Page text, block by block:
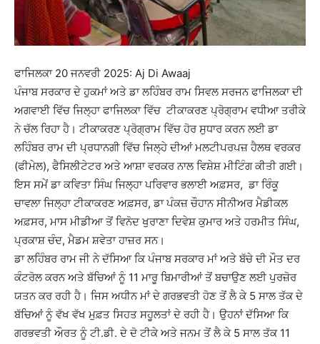
ਫਾਜਿਲਕਾ 20 ਜਨਵਰੀ 2025: Aj Di Awaaj
ਪੰਜਾਬ ਸਰਕਾਰ ਦੇ ਹੁਕਮਾਂ ਅਤੇ ਡਾ ਲਹਿੰਬਰ ਰਾਮ ਸਿਵਲ ਸਰਜਨ ਫਾਜਿਲਕਾ ਦੀ
ਅਗਵਾਈ ਵਿੱਚ ਜਿਲ੍ਹਾ ਫਾਜਿਲਕਾ ਵਿੱਚ ਟੀਕਾਕਰਣ ਪ੍ਰੋਗ੍ਰਾਮ ਵਧੀਆ ਤਰੀਕੇ
ਨੇ ਚੱਲ ਰਿਹਾ ਹੈ। ਟੀਕਾਕਰਣ ਪ੍ਰੋਗ੍ਰਾਮ ਵਿੱਚ ਹੋਰ ਸੁਧਾਰ ਕਰਨ ਲਈ ਡਾ
ਲਹਿੰਬਰ ਰਾਮ ਦੀ ਪ੍ਰਧਾਨਗੀ ਵਿੱਚ ਜਿਲ੍ਹੇ ਦੀਆਂ ਮਲਟੀਪਰਪਜ਼ ਹੈਲਥ ਵਰਕਰ
(ਫੀਮੇਲ), ਫੈਸਿਲੀਟੇਟਰ ਅਤੇ ਆਸ਼ਾ ਵਰਕਰ ਨਾਲ ਵਿਸ਼ੇਸ਼ ਮੀਟਿੰਗ ਕੀਤੀ ਗਈ।
ਇਸ ਸਮੇਂ ਡਾ ਕਵਿਤਾ ਸਿੰਘ ਜਿਲ੍ਹਾ ਪਰਿਵਾਰ ਭਲਾਈ ਅਫ਼ਸਰ, ਡਾ ਰਿੰਕੂ
ਚਾਵਲਾ ਜਿਲ੍ਹਾ ਟੀਕਾਕਰਣ ਅਫ਼ਸਰ, ਡਾ ਪੰਕਜ਼ ਚੌਹਾਨ ਸੀਨੀਅਰ ਮੈਡੀਕਲ
ਅਫ਼ਸਰ, ਮਾਸ ਮੀਡੀਆ ਤੋਂ ਵਿਨੋਦ ਖੁਰਾਣਾ ਦਿਵੇਸ਼ ਕੁਮਾਰ ਅਤੇ ਹਰਮੀਤ ਸਿੰਘ,
ਪ੍ਰਕਾਸ਼ ਚੰਦ, ਮੈਡਮ ਸ਼ਵੇਤਾ ਹਾਜ਼ਰ ਸਨ।
ਡਾ ਲਹਿੰਬਰ ਰਾਮ ਜੀ ਨੇ ਦੱਸਿਆ ਕਿ ਪੰਜਾਬ ਸਰਕਾਰ ਮਾਂ ਅਤੇ ਬੱਚੇ ਦੀ ਮੌਤ ਦਰ
ਕੰਟਰੋਲ ਕਰਨ ਅਤੇ ਬੱਚਿਆਂ ਨੂੰ 11 ਮਾਰੂ ਬਿਮਾਰੀਆਂ ਤੋਂ ਬਚਾਉਣ ਲਈ ਪੁਰਜ਼ੋਰ
ਯਤਨ ਕਰ ਰਹੀ ਹੈ। ਜਿਸ ਅਧੀਨ ਮਾਂ ਦੇ ਗਰਭਵਤੀ ਹੋਣ ਤੋਂ ਲੈ ਕੇ 5 ਸਾਲ ਤੱਕ ਦੇ
ਬੱਚਿਆਂ ਨੂੰ ਵੱਖ ਵੱਖ ਮੁਫ਼ਤ ਸਿਹਤ ਸਹੂਲਤਾਂ ਦੇ ਰਹੀ ਹੈ। ਉਹਨਾਂ ਦੱਸਿਆ ਕਿ
ਗਰਭਵਤੀ ਔਰਤ ਨੂੰ ਟੀ.ਡੀ. ਦੇ ਦੋ ਟੀਕੇ ਅਤੇ ਜਨਮ ਤੋਂ ਲੈ ਕੇ 5 ਸਾਲ ਤੱਕ 11